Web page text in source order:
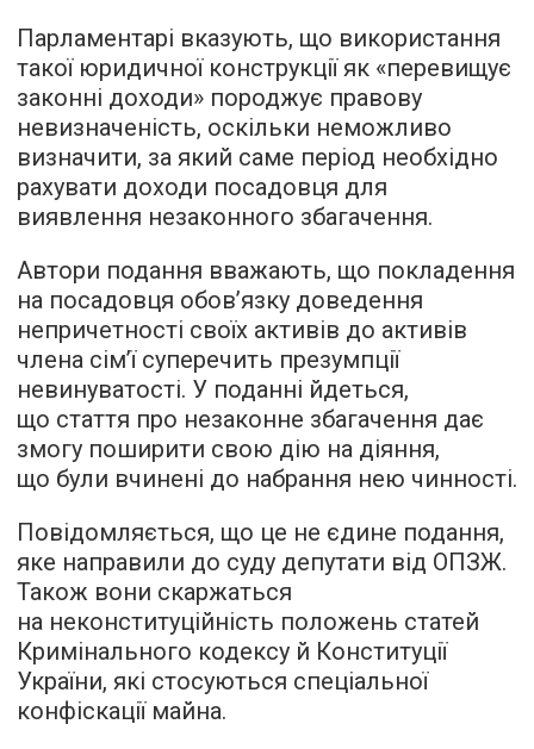
Парламентарі вказують, що використання
такої юридичної конструкції як «перевищує
законні доходи» породжує правову
невизначеність, оскільки неможливо
визначити, за який саме період необхідно
рахувати доходи посадовця для
виявлення незаконного збагачення.
Автори подання вважають, що покладення
на посадовця обов’язку доведення
непричетності своїх активів до активів
члена сім’ї суперечить презумпції
невинуватості. У поданні йдеться,
що стаття про незаконне збагачення дає
змогу поширити свою дію на діяння,
що були вчинені до набрання нею чинності.
Повідомляється, що це не єдине подання,
яке направили до суду депутати від ОПЗЖ.
Також вони скаржаться
на неконституційність положень статей
Кримінального кодексу й Конституції
України, які стосуються спеціальної
конфіскації майна.